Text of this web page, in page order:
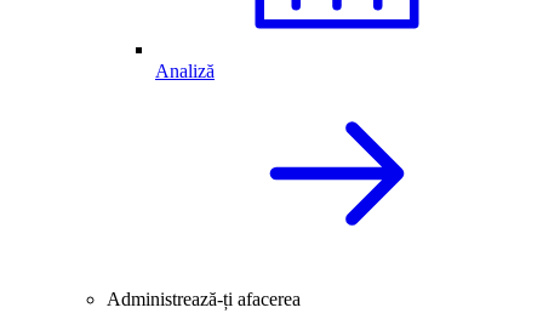
Analiză
Administrează-ți afacerea